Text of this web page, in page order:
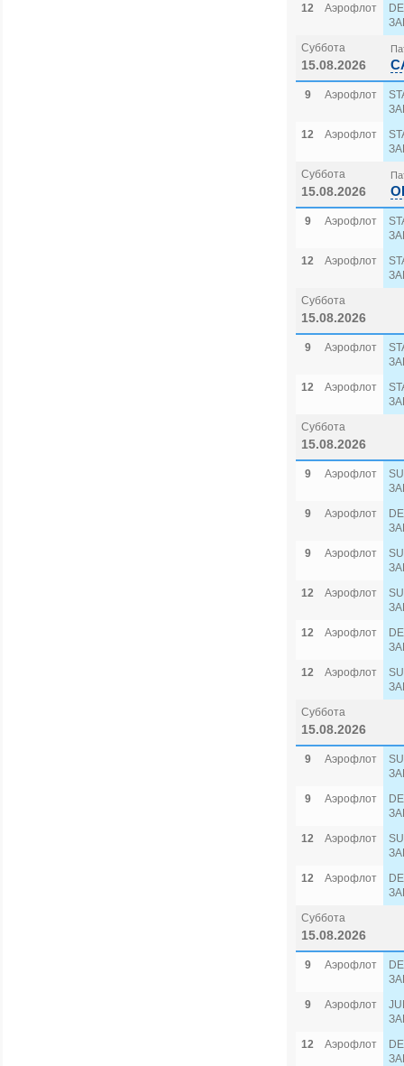
12
Аэрофлот
Суббота
15.08.2026
9 Аэрофлот
12
Аэрофлот
Суббота
15.08.2026
9 Аэрофлот
12
Аэрофлот
Суббота
15.08.2026
9 Аэрофлот
12
Аэрофлот
Суббота
15.08.2026
9 Аэрофлот
9
Аэрофлот
9
Аэрофлот
12
Аэрофлот
12
Аэрофлот
12
Аэрофлот
Суббота
15.08.2026
9 Аэрофлот
9
Аэрофлот
12
Аэрофлот
12
Аэрофлот
Суббота
15.08.2026
9 Аэрофлот
9
Аэрофлот
12
Аэрофлот